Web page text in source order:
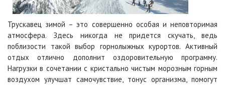
Трускавец зимой – это совершенно особая и неповторимая
атмосфера. Здесь никогда не придется скучать, ведь
поблизости такой выбор горнолыжных курортов. Активный
отдых отлично дополнит оздоровительную программу.
Нагрузки в сочетании с кристально чистым морозным горным
воздухом улучшат самочувствие, тонус организма, помогут